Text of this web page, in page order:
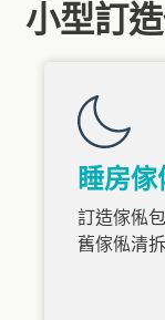
小型訂
睡房
訂造傢俬
舊傢俬清